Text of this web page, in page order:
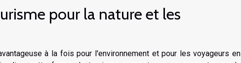
pour la nature et les
à la fois pour l'environnement et pour les voyageurs en